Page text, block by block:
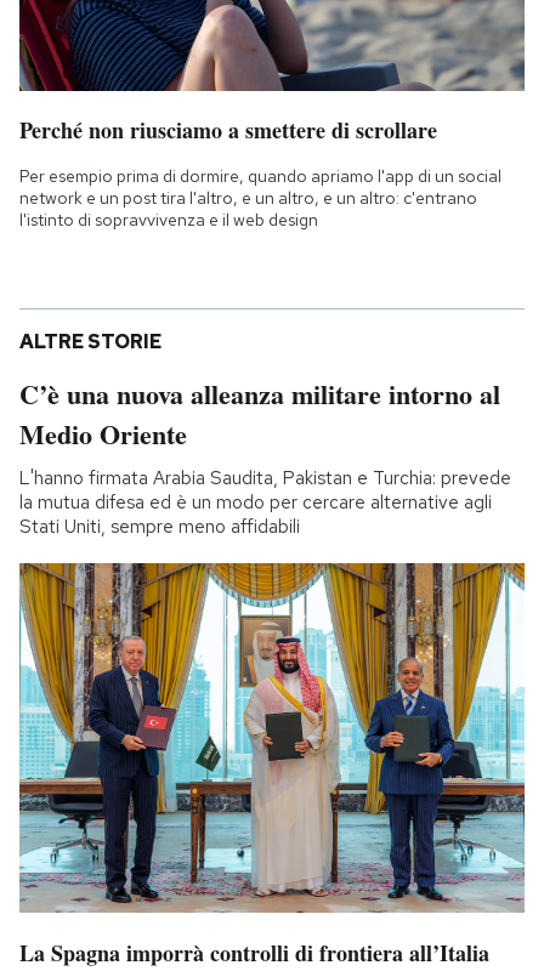
Perché non riusciamo a smettere di scrollare
Per esempio prima di dormire, quando apriamo l'app di un social
network e un post tira l'altro, e un altro, e un altro: c'entrano
l'istinto di sopravvivenza e il web design
ALTRE STORIE
C’è una nuova alleanza militare intorno al
Medio Oriente
L'hanno firmata Arabia Saudita, Pakistan e Turchia: prevede
la mutua difesa ed è un modo per cercare alternative agli
Stati Uniti, sempre meno affidabili
La Spagna imporrà controlli di frontiera all’Italia